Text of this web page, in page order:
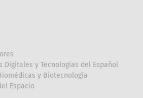
Digitales y Tecnologías del Español
y Biotecnología
Espacio